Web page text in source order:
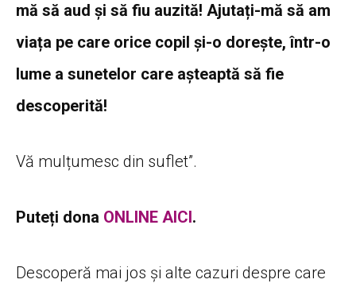
mă să aud și să fiu auzită! Ajutați-mă să am
viața pe care orice copil și-o dorește, într-o
lume a sunetelor care așteaptă să fie
descoperită!
Vă mulțumesc din suflet”.
Puteți dona ONLINE AICI.
Descoperă mai jos și alte cazuri despre care